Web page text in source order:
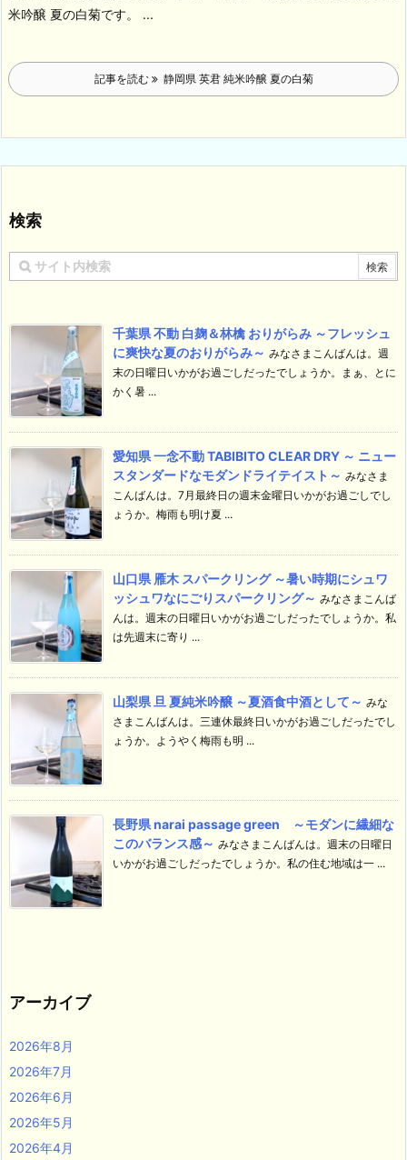
米吟醸 夏の白菊です。
...
記事を読む 静岡県 英君 純米吟醸 夏の白菊
検索
千葉県 不動 白麹＆林檎 おりがらみ ～フレッシュ
に爽快な夏のおりがらみ～ みなさまこんばんは。週
末の日曜日いかがお過ごしだったでしょうか。まぁ、とに
かく暑 ...
愛知県 一念不動 TABIBITO CLEAR DRY ～ ニュー
スタンダードなモダンドライテイスト～ みなさま
こんばんは。7月最終日の週末金曜日いかがお過ごしでし
ょうか。梅雨も明け夏 ...
山口県 雁木 スパークリング ～暑い時期にシュワ
ッシュワなにごりスパークリング～ みなさまこんば
んは。週末の日曜日いかがお過ごしだったでしょうか。私
は先週末に寄り ...
山梨県 旦 夏純米吟醸 ～夏酒食中酒として～ みな
さまこんばんは。三連休最終日いかがお過ごしだったでし
ょうか。ようやく梅雨も明 ...
長野県 narai passage green ～モダンに繊細な
このバランス感～ みなさまこんばんは。週末の日曜日
いかがお過ごしだったでしょうか。私の住む地域は一 ...
アーカイブ
2026年8月
2026年7月
2026年6月
2026年5月
2026年4月